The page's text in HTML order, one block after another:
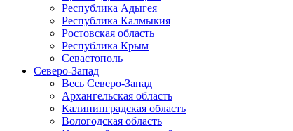
Республика Адыгея
Республика Калмыкия
Ростовская область
Республика Крым
Севастополь
Северо-Запад
Весь Северо-Запад
Архангельская область
Калининградская область
Вологодская область